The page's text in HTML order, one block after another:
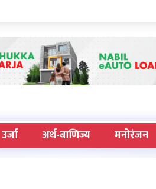
उर्जा अर्थ-बाणिज्य मनोरंजन